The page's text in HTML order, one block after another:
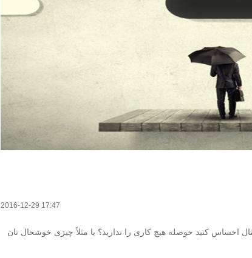
2016-12-29 17:47
احساس کنید حوصله هیچ کاری را ندارید؟ یا مثلاً چیزی خوشحال تان